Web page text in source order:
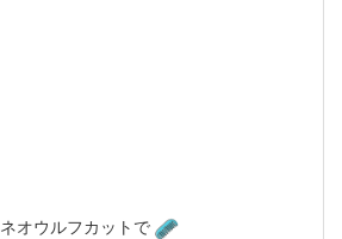
ネオウルフカットで